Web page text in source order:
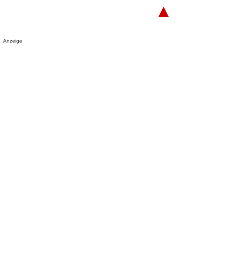
▲
Anzeige